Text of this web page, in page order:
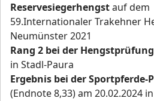
Reservesiegerhengstauf dem
59.Internationaler Trakehner
Neumünster 2021
Rang 2 bei der Hengstprüfung
in Stadl-Paura
Ergebnis bei der Sportpferde-
(Endnote 8,33) am 20.02.2024